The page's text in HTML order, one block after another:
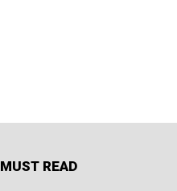
MUST READ